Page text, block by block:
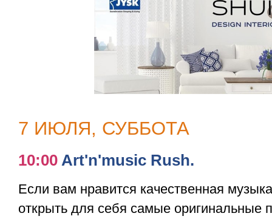
7 ИЮЛЯ, СУББОТА
10:00 Art'n'music Rush.
Если вам нравится качественная
открыть для себя самые оригинальные